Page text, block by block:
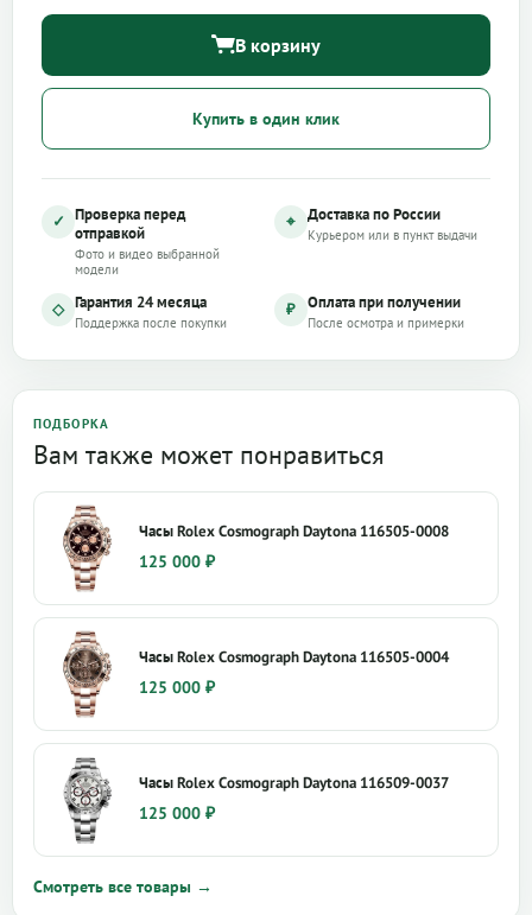
В корзину
Купить в один клик
✓ Проверка перед
отправкой
Фото и видео выбранной
модели
⌖ Доставка по России
Курьером или в пункт выдачи
◇ Гарантия 24 месяца
Поддержка после покупки
₽ Оплата при получении
После осмотра и примерки
ПОДБОРКА
Вам также может понравиться
Часы Rolex Cosmograph Daytona 116505-0008
125 000 ₽
Часы Rolex Cosmograph Daytona 116505-0004
125 000 ₽
Часы Rolex Cosmograph Daytona 116509-0037
125 000 ₽
Смотреть все товары →